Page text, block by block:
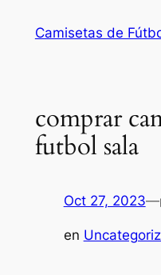
Camisetas de
comprar
futbol sala
Oct 27, 2023—
en